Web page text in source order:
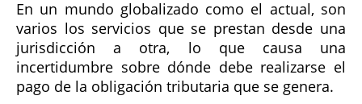
En un mundo globalizado como el actual, son
varios los servicios que se prestan desde una
jurisdicción a otra, lo que causa una
incertidumbre sobre dónde debe realizarse el
pago de la obligación tributaria que se genera.